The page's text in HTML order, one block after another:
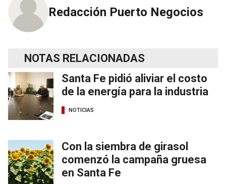
Redacción Puerto Negocios
NOTAS RELACIONADAS
Santa Fe pidió aliviar el costo
de la energía para la industria
NOTICIAS
Con la siembra de girasol
comenzó la campaña gruesa
en Santa Fe